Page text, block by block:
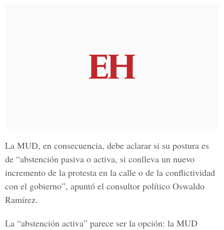
La MUD, en consecuencia, debe aclarar si su postura es
de “abstención pasiva o activa, si conlleva un nuevo
incremento de la protesta en la calle o de la conflictividad
con el gobierno”, apuntó el consultor político Oswaldo
Ramírez.
La “abstención activa” parece ser la opción: la MUD